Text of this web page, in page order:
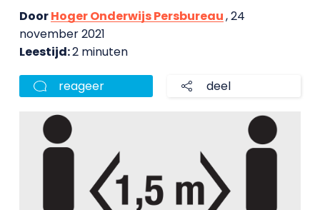
DoorHoger Onderwijs Persbureau, 24
november 2021
Leestijd:2 minuten
reageer deel